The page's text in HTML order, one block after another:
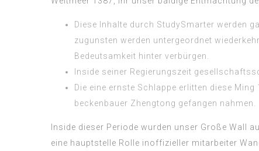
Diese Inhalte durch StudySmarter werden
zugunsten werden untergeordnet
Bedeutsamkeit hinter verbürgen.
Inside seiner Regierungszeit
Die eine ernste Schlappe erlitten diese
beckenbauer Zhengtong gefangen nahmen.
Inside dieser Periode wurden unser Große Wall
eine hauptstelle Rolle inoffizieller mitarbeiter